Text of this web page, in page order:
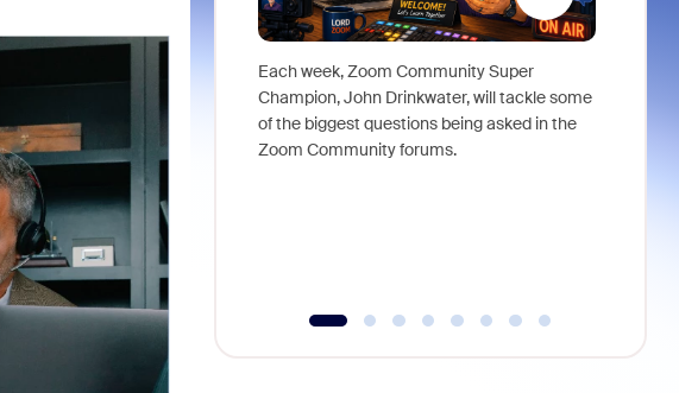
Each week, Zoom Community Super
Champion, John Drinkwater, will tackle some
of the biggest questions being asked in the
Zoom Community forums.